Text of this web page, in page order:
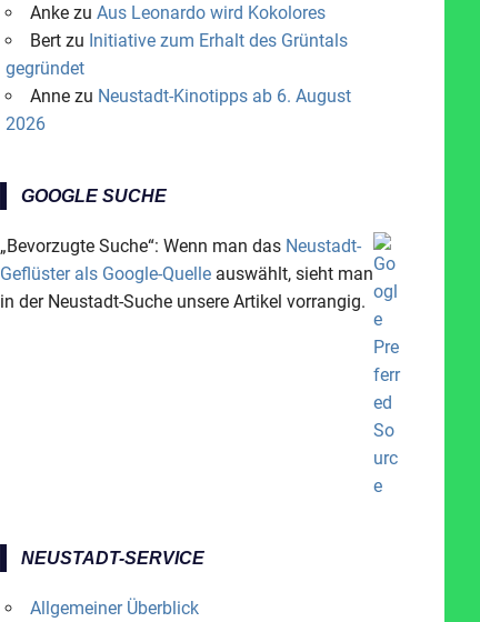
Ankezu Aus Leonardo wird Kokolores
Bertzu Initiative zum Erhalt des Grüntals
gegründet
Annezu Neustadt-Kinotipps ab 6. August
2026
GOOGLE SUCHE
„Bevorzugte Suche“: Wenn man das Neustadt-
Geflüster als Google-Quelle auswählt, sieht man
in der Neustadt-Suche unsere Artikel vorrangig.
NEUSTADT-SERVICE
Allgemeiner Überblick